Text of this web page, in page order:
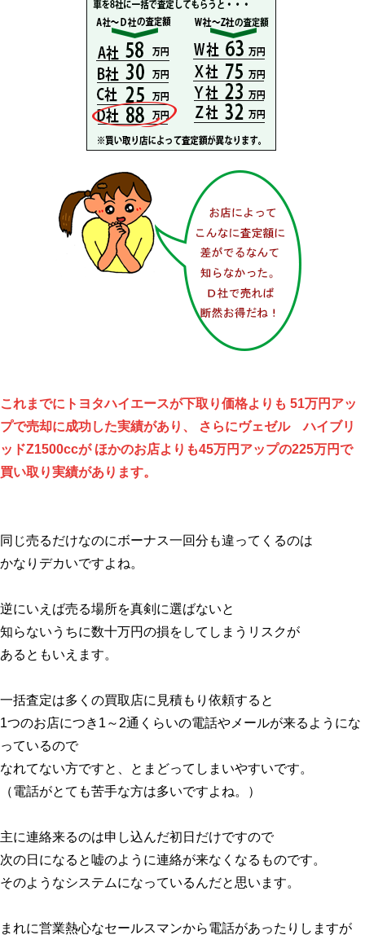
これまでにトヨタハイエースが下取り価格よりも 51万円アッ
プで売却に成功した実績があり、 さらにヴェゼル ハイブリ
ッドZ1500ccが ほかのお店よりも45万円アップの225万円で
買い取り実績があります。
同じ売るだけなのにボーナス一回分も違ってくるのは
かなりデカいですよね。
逆にいえば売る場所を真剣に選ばないと
知らないうちに数十万円の損をしてしまうリスクが
あるともいえます。
一括査定は多くの買取店に見積もり依頼すると
1つのお店につき1～2通くらいの電話やメールが来るようにな
っているので
なれてない方ですと、とまどってしまいやすいです。
（電話がとても苦手な方は多いですよね。）
主に連絡来るのは申し込んだ初日だけですので
次の日になると嘘のように連絡が来なくなるものです。
そのようなシステムになっているんだと思います。
まれに営業熱心なセールスマンから電話があったりしますが